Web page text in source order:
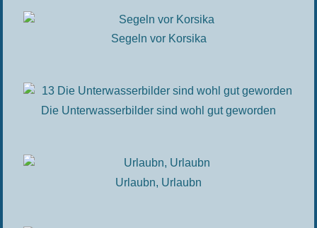
Segeln vor Korsika
Die Unterwasserbilder sind wohl gut geworden
Urlaubn, Urlaubn